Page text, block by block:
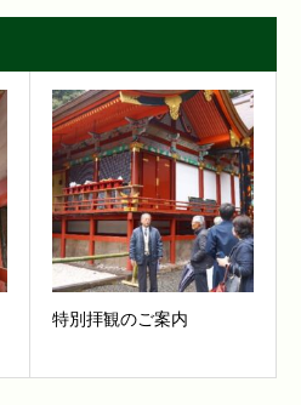
特別拝観のご案内